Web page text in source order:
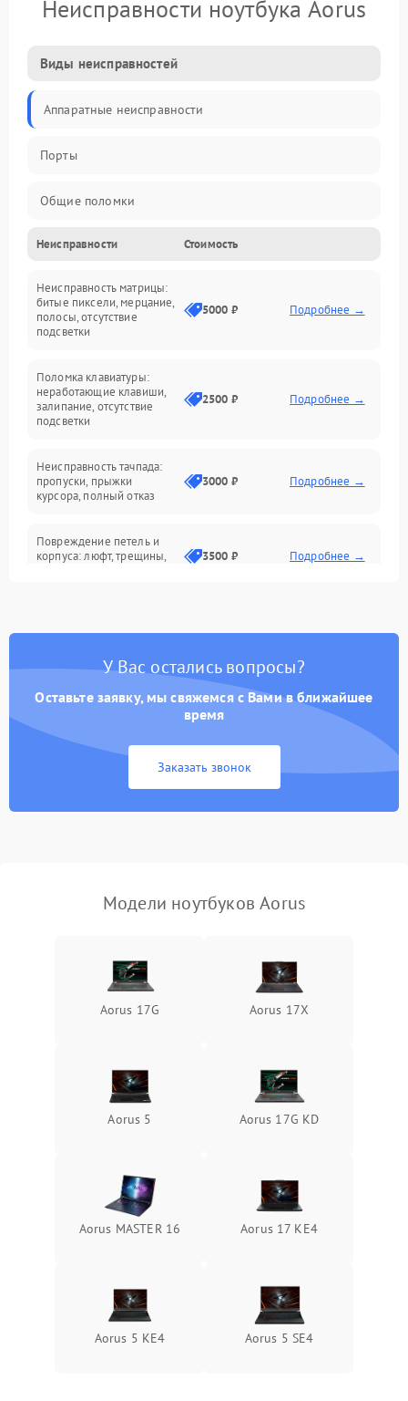
Неисправности ноутбука Aorus
Виды неисправностей
Аппаратные неисправности
Порты
Общие поломки
Устройства
Программные ошибки
Электрические и системные сбои
Интерфейсные проблемы
Батарея
Сеть и интернет
Неисправности Стоимость
Неисправность матрицы:
битые пиксели, мерцание,
полосы, отсутствие
подсветки
5000 ₽ Подробнее →
Поломка клавиатуры:
неработающие клавиши,
залипание, отсутствие
подсветки
2500 ₽ Подробнее →
Неисправность тачпада:
пропуски, прыжки
курсора, полный отказ
3000 ₽ Подробнее →
Повреждение петель и
корпуса: люфт, трещины,
3500 ₽ Подробнее →
быстрая разрядка,
Неисправность зарядного
питания
2000 ₽ Подробнее →
неисправности кулера
пропадание диска
оперативной памяти:
вылеты приложений,
синие экраны
Подробнее →
У Вас остались вопросы?
Оставьте заявку, мы свяжемся с Вами в ближайшее
время
Заказать звонок
Модели ноутбуков Aorus
Aorus 17G Aorus 17X
Aorus 5 Aorus 17G KD
Aorus MASTER 16 Aorus 17 KE4
Aorus 5 KE4 Aorus 5 SE4